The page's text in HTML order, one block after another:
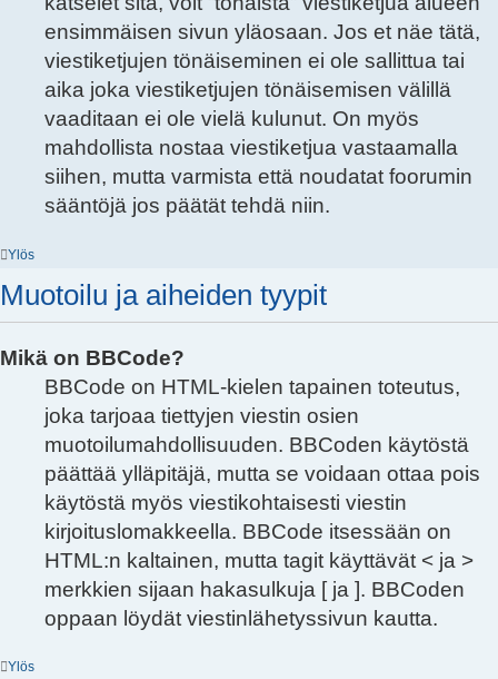
ensimmäisen sivun yläosaan. Jos et näe tätä,
viestiketjujen tönäiseminen ei ole sallittua tai
aika joka viestiketjujen tönäisemisen välillä
vaaditaan ei ole vielä kulunut. On myös
mahdollista nostaa viestiketjua vastaamalla
siihen, mutta varmista että noudatat foorumin
sääntöjä jos päätät tehdä niin.
Ylös
Muotoilu ja aiheiden tyypit
Mikä on BBCode?
BBCode on HTML-kielen tapainen toteutus,
joka tarjoaa tiettyjen viestin osien
muotoilumahdollisuuden. BBCoden käytöstä
päättää ylläpitäjä, mutta se voidaan ottaa pois
käytöstä myös viestikohtaisesti viestin
kirjoituslomakkeella. BBCode itsessään on
HTML:n kaltainen, mutta tagit käyttävät < ja >
merkkien sijaan hakasulkuja [ ja ]. BBCoden
oppaan löydät viestinlähetyssivun kautta.
Ylös